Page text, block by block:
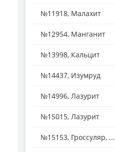
№11918, Малахит
№12954, Манганит
№13998, Кальцит
№14437, Изумруд
№14996, Лазурит
№15015, Лазурит
№15153, Гроссуляр, ...